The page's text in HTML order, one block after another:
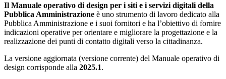
Il Manuale operativo di design per i siti e i servizi digitali della
Pubblica Amministrazione è uno strumento di lavoro dedicato alla
Pubblica Amministrazione e i suoi fornitori e ha l’obiettivo di fornire
indicazioni operative per orientare e migliorare la progettazione e la
realizzazione dei punti di contatto digitali verso la cittadinanza.
La versione aggiornata (versione corrente) del Manuale operativo di
design corrisponde alla 2025.1.